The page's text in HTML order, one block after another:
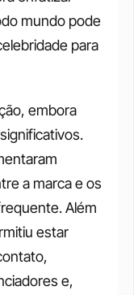
mundo pode
para
embora
a marca e os
Além
estar
e,